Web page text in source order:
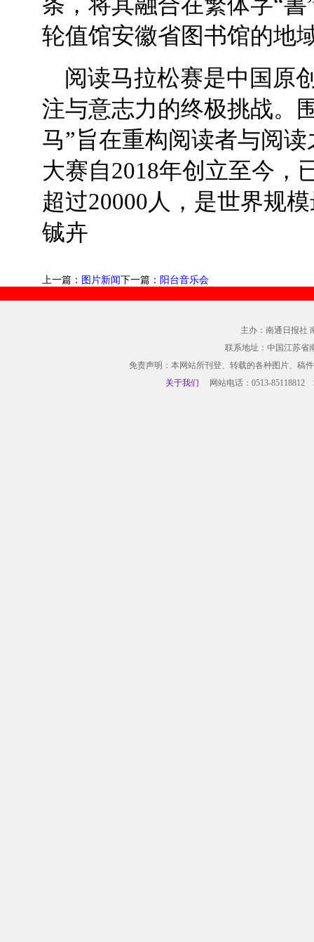
轮值馆安徽省图书馆的地
阅读马拉松赛是中国原
注与意志力的终极挑战。
马”旨在重构阅读者与阅
大赛自2018年创立至今，
超过20000人，是世界规
铖卉
上一篇： 图片新闻下一篇： 阳台音乐会
主办：南通日报社
联系地址：中国江苏省
免责声明：本网站所刊登、转载的各种图片、稿
关于我们 网站电话：0513-85118812